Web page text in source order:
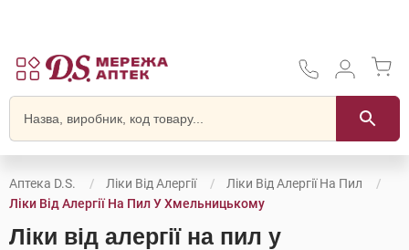
Аптека D.S. Ліки Від Алергії
Ліки Від Алергії На Пил
Ліки Від Алергії На Пил У Хмельницькому
Ліки від алергії на пил у